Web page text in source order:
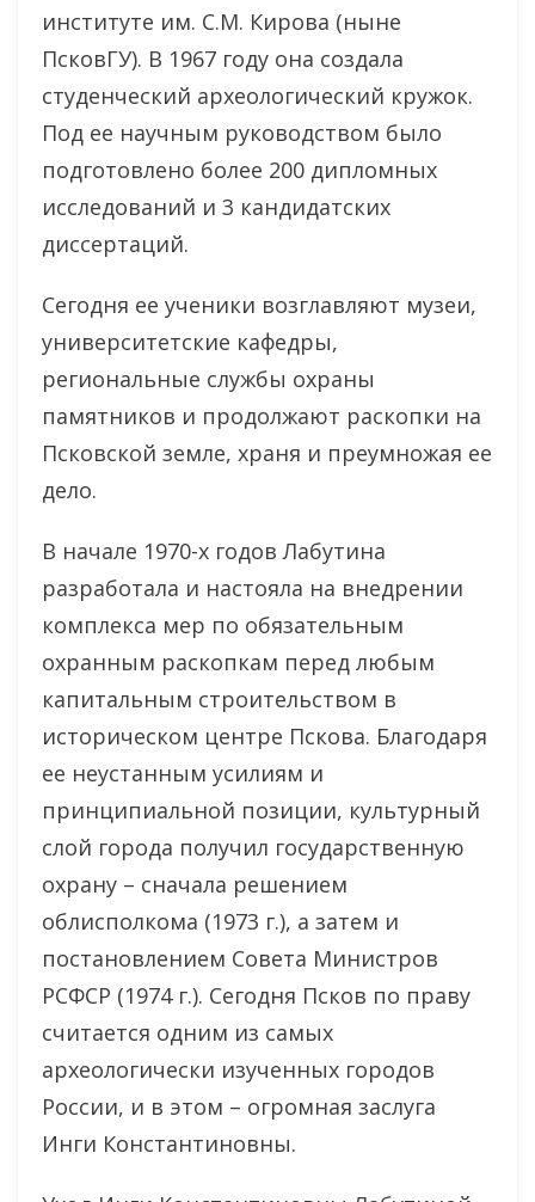
институте им. С.М. Кирова (ныне
ПсковГУ). В 1967 году она создала
студенческий археологический кружок.
Под ее научным руководством было
подготовлено более 200 дипломных
исследований и 3 кандидатских
диссертаций.
Сегодня ее ученики возглавляют музеи,
университетские кафедры,
региональные службы охраны
памятников и продолжают раскопки на
Псковской земле, храня и преумножая ее
дело.
В начале 1970-х годов Лабутина
разработала и настояла на внедрении
комплекса мер по обязательным
охранным раскопкам перед любым
капитальным строительством в
историческом центре Пскова. Благодаря
ее неустанным усилиям и
принципиальной позиции, культурный
слой города получил государственную
охрану – сначала решением
облисполкома (1973 г.), а затем и
постановлением Совета Министров
РСФСР (1974 г.). Сегодня Псков по праву
считается одним из самых
археологически изученных городов
России, и в этом – огромная заслуга
Инги Константиновны.